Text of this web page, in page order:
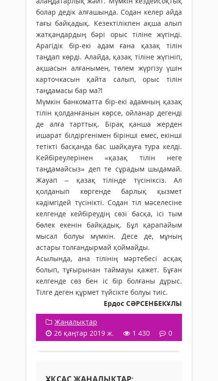
болар дедік алғашында. Содан келер айда
тағы байқадық. Кезектілікпен ақша алып
жатқандардың бәрі орыс тіліне жүгінді.
Арагідік бір-екі адам ғана қазақ тілін
таңдап көрді. Алайда, қазақ тіліне жүгініп,
ақшасын алғанымен, төлем жүргізу үшін
карточкасын қайта салып, орыс тілін
таңдамасы бар ма?!
Мүмкін банкоматта бір-екі адамның қазақ
тілін қолданғанын көрсе, ойланар дегенді
де алға тарттық. Бірақ қанша жерден
ишарат білдіргенімен бірінші емес, екінші
тетікті басқанда бас шайқауға тура келді.
Кейбіреулерінен «қазақ тілін неге
таңдамайсыз» деп те сұрадым шыдамай.
Жауап – қазақ тілінде түсініксіз. Ал
қолданып көргенде барлық қызмет
кәдімгідей түсінікті. Содан тіл мәселесіне
келгенде кейбіреудің сөзі басқа, ісі тым
бөлек екенін байқадық. Бұл қарапайым
мысал болуы мүмкін. Десе де, мұның
астары толғандырмай қоймайды.
Асылында, ана тілінің мәртебесі асқақ
болып, тұғырынан таймауы қажет. Бұған
келгенде сөз бен іс бір болғаны дұрыс.
Тілге деген құрмет түйсікте болуы тиіс.
Ердос СӘРСЕНБЕКҰЛЫ
Жаңалықтар
26 қаңтар 2019 ж.
1 430 0